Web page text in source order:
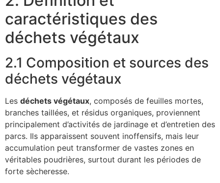
caractéristiques des
déchets végétaux
2.1 Composition et sources des
déchets végétaux
Les déchets végétaux, composés de feuilles mortes,
branches taillées, et résidus organiques, proviennent
principalement d’activités de jardinage et d’entretien des
parcs. Ils apparaissent souvent inoffensifs, mais leur
accumulation peut transformer de vastes zones en
véritables poudrières, surtout durant les périodes de
forte sècheresse.